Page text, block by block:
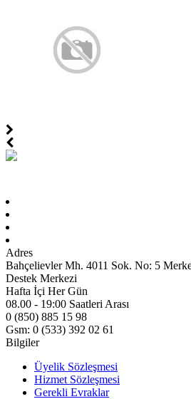
Adres
Bahçelievler Mh. 4011 Sok. No: 5
Destek Merkezi
Hafta İçi Her Gün
08.00 - 19:00 Saatleri Arası
0 (850) 885 15 98
Gsm: 0 (533) 392 02 61
Bilgiler
Üyelik Sözleşmesi
Hizmet Sözleşmesi
Gerekli Evraklar